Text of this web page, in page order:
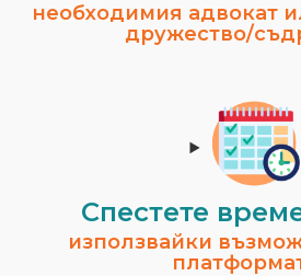
необходимия адвокат
дружество/
Спестeте
използвайки